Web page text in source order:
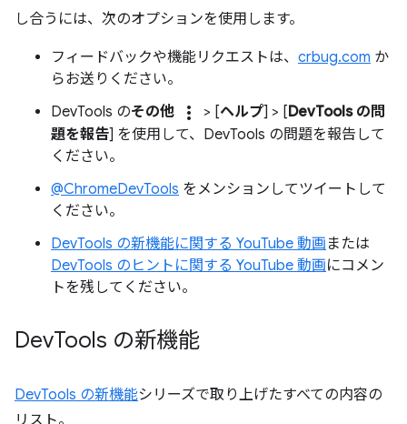
し合うには、次のオプションを使用します。
フィードバックや機能リクエストは、 crbug.com か
らお送りください。
DevTools のその他 more_vert > [ヘルプ] > [DevTools の問
題を報告] を使用して、DevTools の問題を報告して
ください。
@ChromeDevTools をメンションしてツイートして
ください。
DevTools の新機能に関する YouTube 動画 または
DevTools のヒントに関する YouTube 動画にコメン
トを残してください。
DevTools の新機能
DevTools の新機能シリーズで取り上げたすべての内容の
リスト。